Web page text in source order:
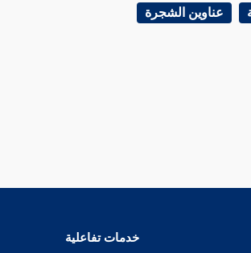
عناوين الشجرة
خدمات تفاعلية